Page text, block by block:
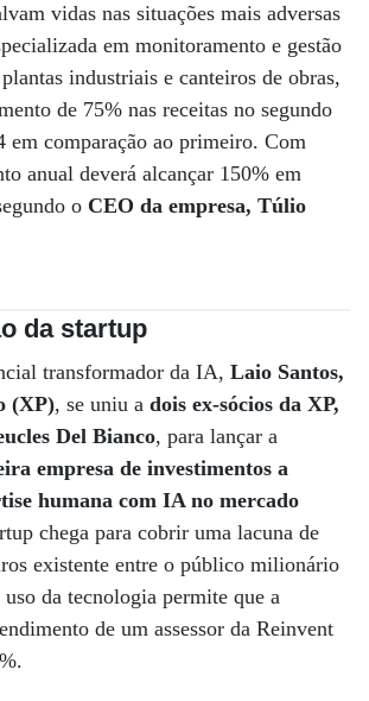
vidas nas situações mais adversas
em monitoramento e gestão
industriais e canteiros de obras,
de 75% nas receitas no segundo
em comparação ao primeiro. Com
anual deverá alcançar 150% em
o CEO da empresa, Túlio
da startup
transformador da IA, Laio Santos,
(XP), se uniu a dois ex-sócios da XP,
Del Bianco, para lançar a
empresa de investimentos a
humana com IA no mercado
chega para cobrir uma lacuna de
existente entre o público milionário
da tecnologia permite que a
de um assessor da Reinvent